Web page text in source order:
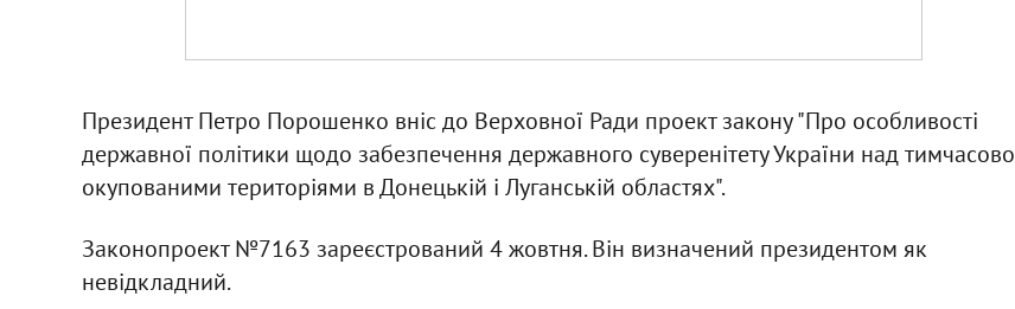
Президент Петро Порошенко вніс до Верховної Ради проект закону "Про особливості
державної політики щодо забезпечення державного суверенітету України над тимчасово
окупованими територіями в Донецькій і Луганській областях".
Законопроект №7163 зареєстрований 4 жовтня. Він визначений президентом як
невідкладний.